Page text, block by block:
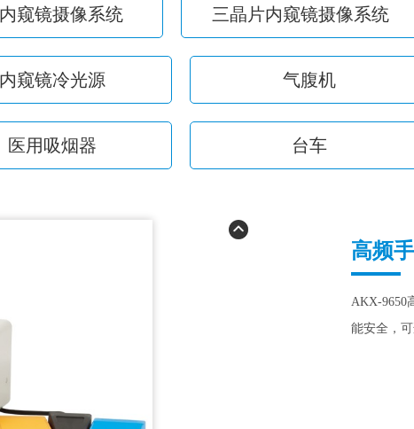
窥镜摄像系统 三晶片内窥镜摄像系统
内窥镜冷光源 气腹机
医用吸烟器 台车
高频
AKX-9650
能安全，